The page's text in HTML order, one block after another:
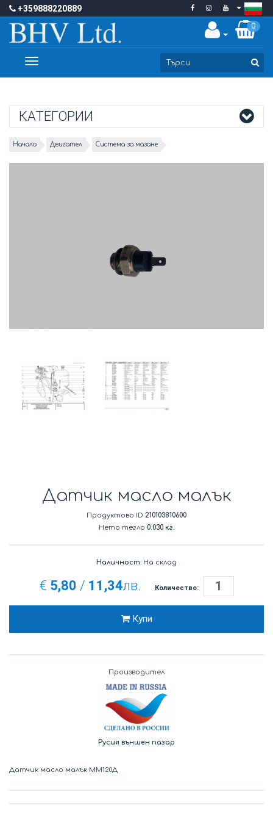
+359888220889
0
Toggle
КАТЕГОРИИ
Начало Двигател Система за мазане
Датчик масло малък
Продуктово ID 210103810600
Нето тегло 0.030 кг.
Наличност: На склад
€ 5,80 / 11,34лв. Количество:
Купи
Производител
Русия външен пазар
Датчик масло малък ММ120Д